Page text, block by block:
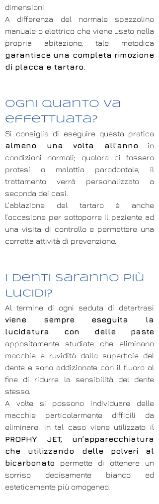
dimensioni.
A differenza del normale spazzolino
manuale o elettrico che viene usato nella
propria abitazione, tale metodica
garantisce una completa rimozione
di placca e tartaro
Ogni quanto va
effettuata?
Si consiglia di eseguire questa pratica
almeno una volta all’anno in
condizioni normali; qualora ci fossero
protesi o malattia parodontale, il
trattamento verrà personalizzato a
seconda dei casi.
L’ablazione del tartaro è anche
l’occasione per sottoporre il paziente ad
una visita di controllo e permettere una
corretta attività di prevenzione.
I denti saranno più
lucidi?
Al termine di ogni seduta di detartrasi
viene sempre eseguita la
lucidatura con delle paste
appositamente studiate che eliminano
macchie e ruvidità dalla superficie del
dente e sono addizionate con il fluoro al
fine di ridurre la sensibilità del dente
stesso.
A volte si possono individuare delle
macchie particolarmente difficili da
eliminare: in tal caso viene utilizzato il
PROPHY JET, un’apparecchiatura
che utilizzando delle polveri al
bicarbonato permette di ottenere un
sorriso decisamente bianco ed
esteticamente più omogeneo.